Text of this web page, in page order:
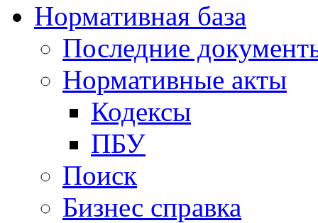
Нормативная база
Последние
Нормативные акты
Кодексы
ПБУ
Поиск
Бизнес справка